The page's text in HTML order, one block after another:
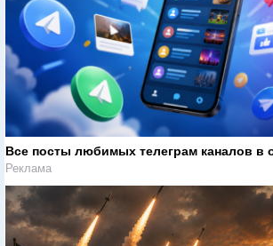
Все посты любимых телеграм каналов в
Реклама